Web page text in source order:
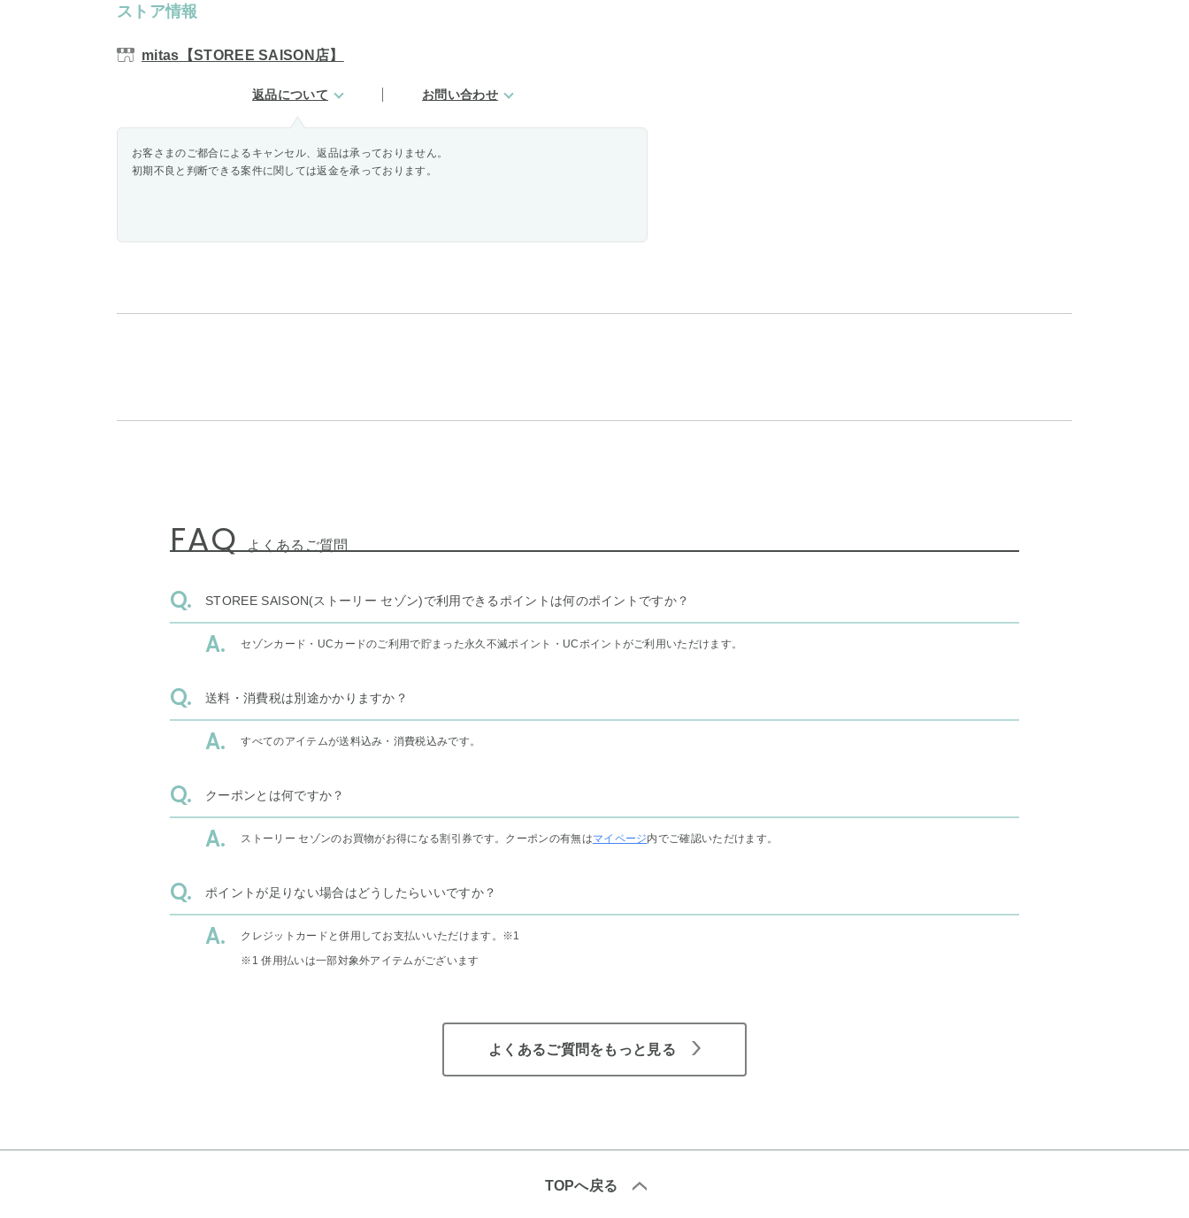
ストア情報
mitas【STOREE SAISON店】
返品について お問い合わせ
お客さまのご都合によるキャンセル、返品は承っておりません。
初期不良と判断できる案件に関しては返金を承っております。
FAQ よくあるご質問
STOREE SAISON(ストーリー セゾン)で利用できるポイントは何のポイントですか？
セゾンカード・UCカードのご利用で貯まった永久不滅ポイント・UCポイントがご利用いただけます。
送料・消費税は別途かかりますか？
すべてのアイテムが送料込み・消費税込みです。
クーポンとは何ですか？
ストーリー セゾンのお買物がお得になる割引券です。クーポンの有無はマイページ内でご確認いただけます。
ポイントが足りない場合はどうしたらいいですか？
クレジットカードと併用してお支払いいただけます。 ※1
※1 併用払いは一部対象外アイテムがございます
よくあるご質問をもっと見る
TOPへ戻る